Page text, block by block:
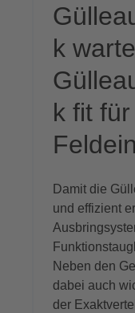
k
k fit
Damit die
und effizient
Neben den
dabei auch
der